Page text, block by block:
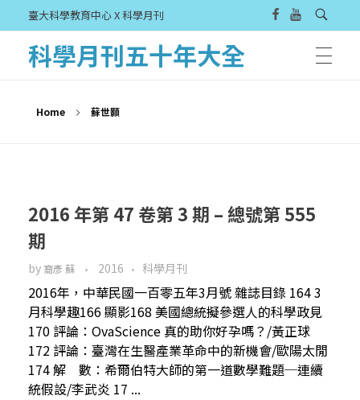
臺大科學教育中心 X 科學月刊
科學月刊五十年大全
Home 蘇世顥
2016 年第 47 卷第 3 期 – 總號第 555
期
by 裔彥 蘇 2016 科學月刊
2016年，中華民國一百零五年3月號 雜誌目錄 164 3
月科學趣166 顯影168 美國總統擬參選人的科學政見
170 評論：OvaScience 真的助你好孕嗎？/黃正球
172 評論：臺灣在生醫產業革命中的新機會/歐陽太閒
174 解 數：希爾伯特大師的第一道數學難題─連續
統假設/李武炎 17 ...